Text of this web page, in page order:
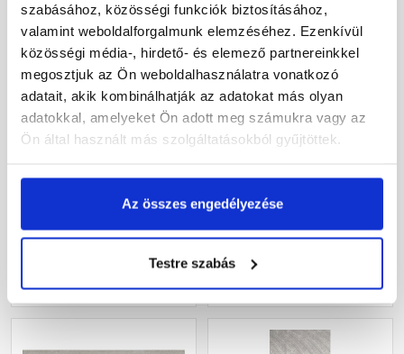
szabásához, közösségi funkciók biztosításához,
valamint weboldalforgalmunk elemzéséhez. Ezenkívül
közösségi média-, hirdető- és elemező partnereinkkel
megosztjuk az Ön weboldalhasználatra vonatkozó
adatait, akik kombinálhatják az adatokat más olyan
adatokkal, amelyeket Ön adott meg számukra vagy az
Ön által használt más szolgáltatásokból gyűjtöttek.
Az összes engedélyezése
Testre szabás
Imola Creacon 60Dg
Padlólap Ret. sötét szürke
60x60 cm 1,08 m2/cs
Fap Maku Light fali
csempe, szürke 25x75 cm